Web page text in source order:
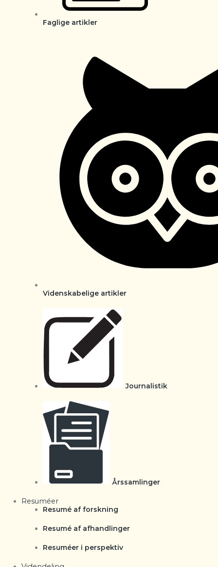
Faglige artikler
Videnskabelige artikler
Journalistik
Årssamlinger
Resuméer
Resumé af forskning
Resumé af afhandlinger
Resuméer i perspektiv